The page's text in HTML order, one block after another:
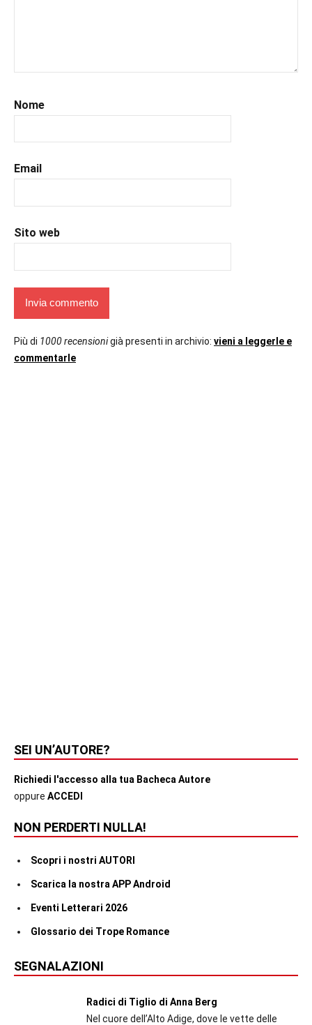
#uncuoretrailibri
Nome
Email
Sito web
Più di 1000 recensionigià presenti in archivio: vieni a leggerle e
commentarle
SEI UN’AUTORE?
Richiedi l'accesso alla tua Bacheca Autore
oppure ACCEDI
NON PERDERTI NULLA!
Scopri i nostri AUTORI
Scarica la nostra APP Android
Eventi Letterari 2026
Glossario dei Trope Romance
SEGNALAZIONI
Radici di Tiglio di Anna Berg
Nel cuore dell’Alto Adige, dove le vette delle